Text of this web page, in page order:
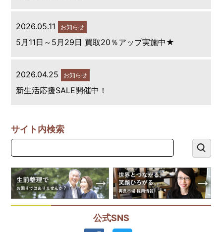
2026.05.11 お知らせ
5月11日～5月29日 買取20％アップ実施中★
2026.04.25 お知らせ
新生活応援SALE開催中！
サイト内検索
公式SNS